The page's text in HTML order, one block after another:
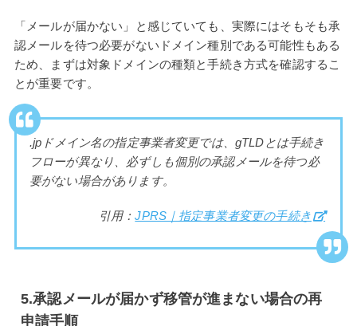
「メールが届かない」と感じていても、実際にはそもそも承
認メールを待つ必要がないドメイン種別である可能性もある
ため、まずは対象ドメインの種類と手続き方式を確認するこ
とが重要です。
.jpドメイン名の指定事業者変更では、gTLDとは手続き
フローが異なり、必ずしも個別の承認メールを待つ必
要がない場合があります。
引用：JPRS｜指定事業者変更の手続き
5.承認メールが届かず移管が進まない場合の再
申請手順